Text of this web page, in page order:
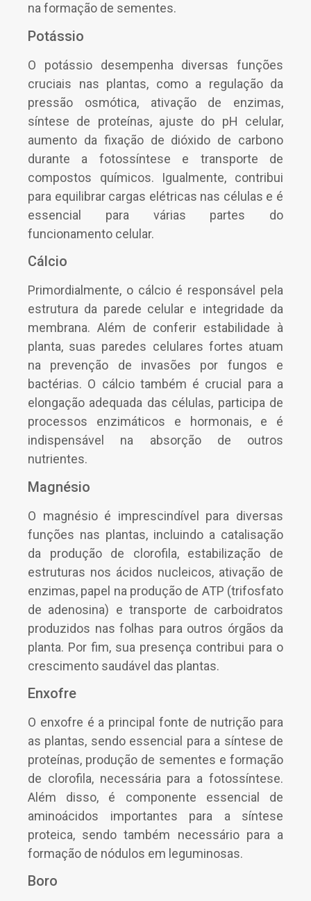
na formação de sementes.
Potássio
O potássio desempenha diversas funções
cruciais nas plantas, como a regulação da
pressão osmótica, ativação de enzimas,
síntese de proteínas, ajuste do pH celular,
aumento da fixação de dióxido de carbono
durante a fotossíntese e transporte de
compostos químicos. Igualmente, contribui
para equilibrar cargas elétricas nas células e é
essencial para várias partes do
funcionamento celular.
Cálcio
Primordialmente, o cálcio é responsável pela
estrutura da parede celular e integridade da
membrana. Além de conferir estabilidade à
planta, suas paredes celulares fortes atuam
na prevenção de invasões por fungos e
bactérias. O cálcio também é crucial para a
elongação adequada das células, participa de
processos enzimáticos e hormonais, e é
indispensável na absorção de outros
nutrientes.
Magnésio
O magnésio é imprescindível para diversas
funções nas plantas, incluindo a catalisação
da produção de clorofila, estabilização de
estruturas nos ácidos nucleicos, ativação de
enzimas, papel na produção de ATP (trifosfato
de adenosina) e transporte de carboidratos
produzidos nas folhas para outros órgãos da
planta. Por fim, sua presença contribui para o
crescimento saudável das plantas.
Enxofre
O enxofre é a principal fonte de nutrição para
as plantas, sendo essencial para a síntese de
proteínas, produção de sementes e formação
de clorofila, necessária para a fotossíntese.
Além disso, é componente essencial de
aminoácidos importantes para a síntese
proteica, sendo também necessário para a
formação de nódulos em leguminosas.
Boro